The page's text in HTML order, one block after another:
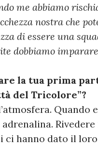
me abbiamo
nostra che
di essere una
dobbiamo
la tua prima
del Tricolore”?
ci hanno dato il